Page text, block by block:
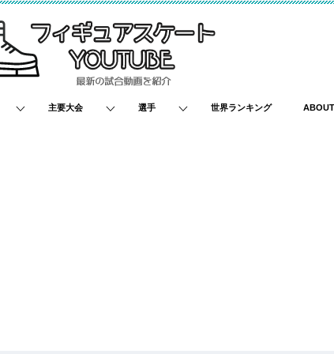
主要大会 選手 世界ランキング